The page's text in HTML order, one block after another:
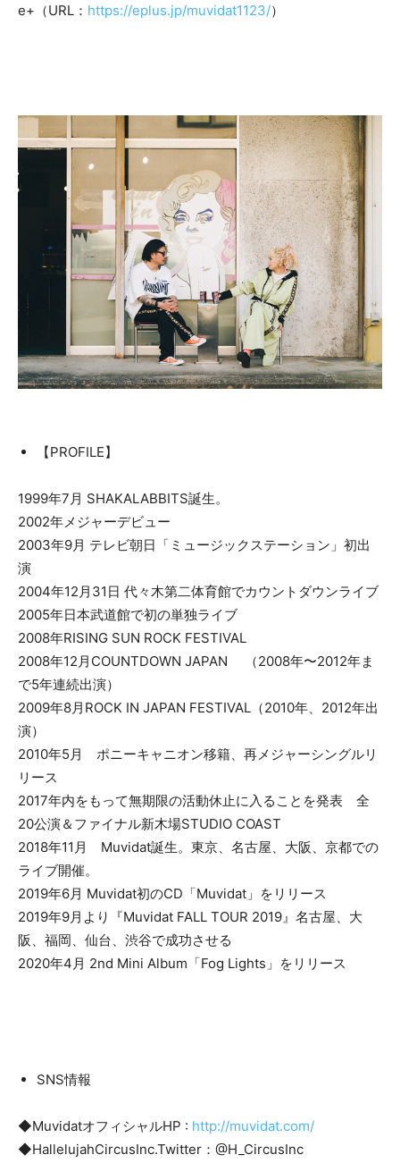
e+（URL： https://eplus.jp/muvidat1123/）
【PROFILE】
1999年7月 SHAKALABBITS誕生。
2002年メジャーデビュー
2003年9月 テレビ朝日「ミュージックステーション」初出
演
2004年12月31日 代々木第二体育館でカウントダウンライブ
2005年日本武道館で初の単独ライブ
2008年RISING SUN ROCK FESTIVAL
2008年12月COUNTDOWN JAPAN （2008年〜2012年ま
で5年連続出演）
2009年8月ROCK IN JAPAN FESTIVAL（2010年、2012年出
演）
2010年5月 ポニーキャニオン移籍、再メジャーシングルリ
リース
2017年内をもって無期限の活動休止に入ることを発表 全
20公演＆ファイナル新木場STUDIO COAST
2018年11月 Muvidat誕生。東京、名古屋、大阪、京都での
ライブ開催。
2019年6月 Muvidat初のCD「Muvidat」をリリース
2019年9月より『Muvidat FALL TOUR 2019』名古屋、大
阪、福岡、仙台、渋谷で成功させる
2020年4月 2nd Mini Album「Fog Lights」をリリース
SNS情報
◆MuvidatオフィシャルHP : http://muvidat.com/
◆HallelujahCircusInc.Twitter：@H_CircusInc